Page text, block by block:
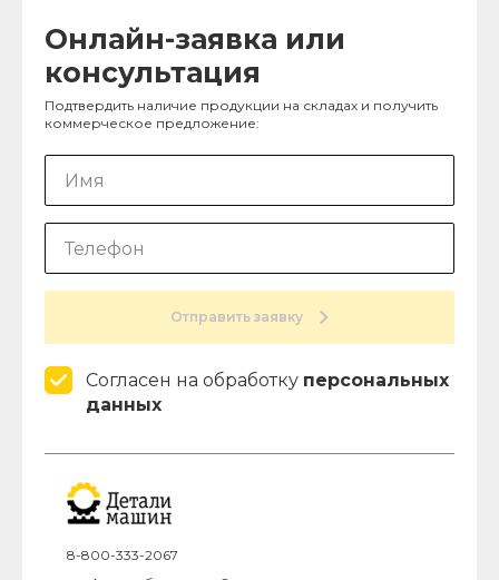
Онлайн-заявка или
консультация
Подтвердить наличие продукции на складах и получить
коммерческое предложение:
Отправить заявку
Согласен на обработку персональных
данных
8-800-333-2067